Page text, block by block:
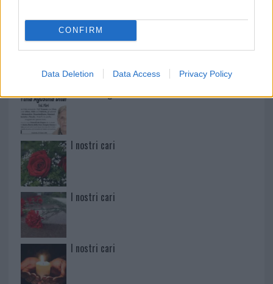
CONFIRM
Data Deletion Data Access Privacy Policy
Paolo Pinna
Martina Agostina Diturco
I nostri cari
I nostri cari
I nostri cari